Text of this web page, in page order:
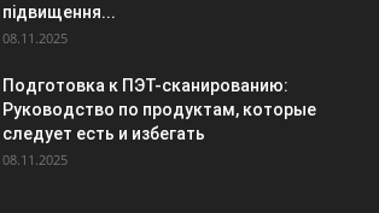
підвищення...
08.11.2025
Подготовка к ПЭТ-сканированию:
Руководство по продуктам, которые
следует есть и избегать
08.11.2025